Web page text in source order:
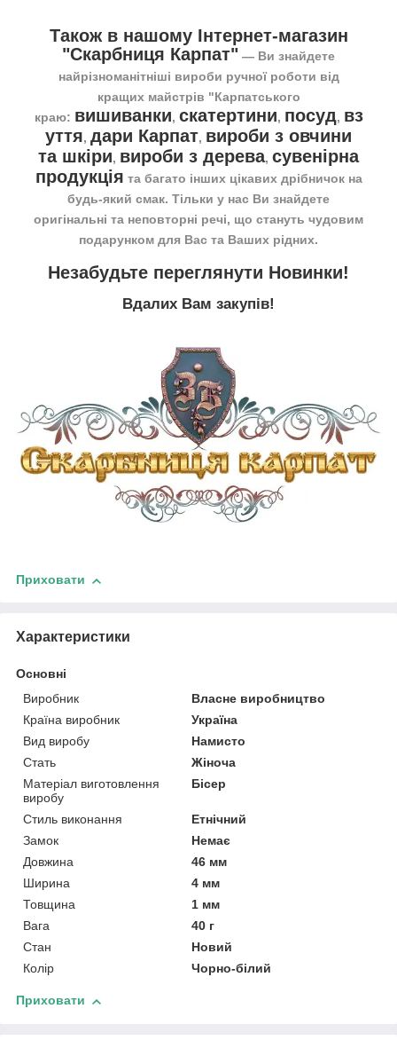
Також в нашому Інтернет-магазин
"Скарбниця Карпат" ― Ви знайдете
найрізноманітніші вироби ручної роботи від
кращих майстрів "Карпатського
краю: вишиванки, скатертини, посуд, вз
уття, дари Карпат, вироби з овчини
та шкіри, вироби з дерева, сувенірна
продукція та багато інших цікавих дрібничок на
будь-який смак. Тільки у нас Ви знайдете
оригінальні та неповторні речі, що стануть чудовим
подарунком для Вас та Ваших рідних.
Незабудьте переглянути Новинки!
Вдалих Вам закупів!
Приховати
Характеристики
Основні
Виробник
Власне виробництво
Країна виробник
Україна
Вид виробу
Намисто
Стать
Жіноча
Матеріал виготовлення
виробу
Бісер
Стиль виконання
Етнічний
Замок
Немає
Довжина
46 мм
Ширина
4 мм
Товщина
1 мм
Вага
40 г
Стан
Новий
Колір
Чорно-білий
Приховати